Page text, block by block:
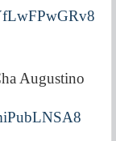
Augustino